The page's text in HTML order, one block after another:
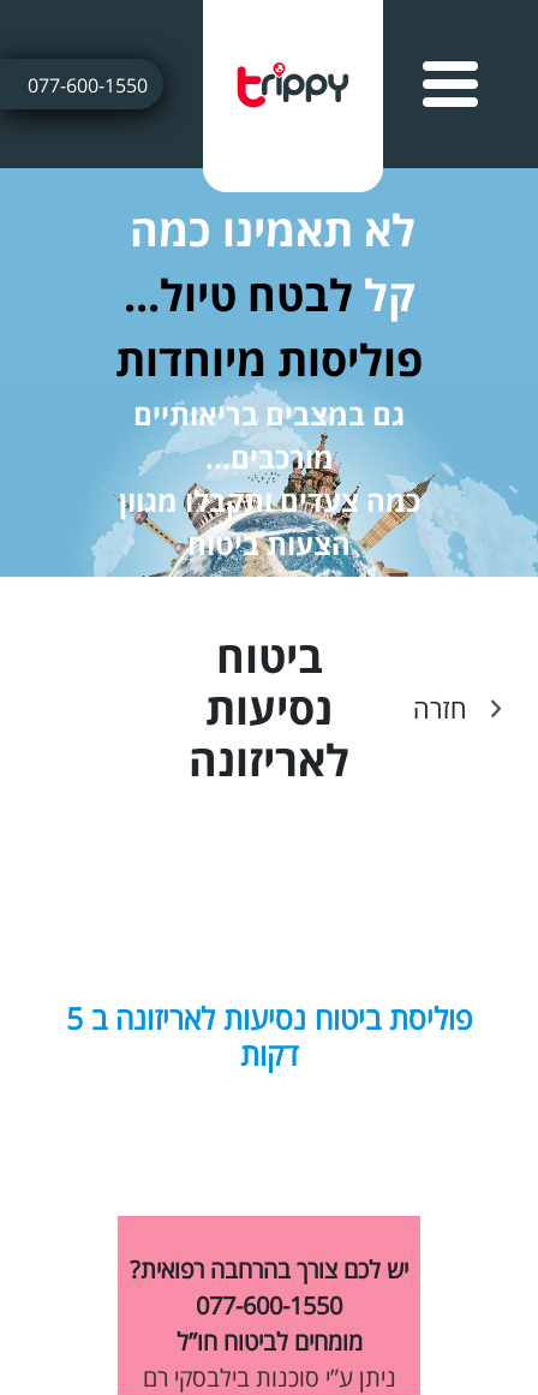
077-600-1550
לא תאמינו כמה
קל לבטח טיול...
פוליסות מיוחדות
גם במצבים בריאותיים
מורכבים...
כמה צעדים ותקבלו מגוון
הצעות ביטוח
חזרה
ביטוח
נסיעות
לאריזונה
פוליסת ביטוח נסיעות לאריזונה ב 5
דקות
יש לכם צורך בהרחבה רפואית?
077-600-1550
מומחים לביטוח חו”ל
ניתן ע”י סוכנות בילבסקי רם